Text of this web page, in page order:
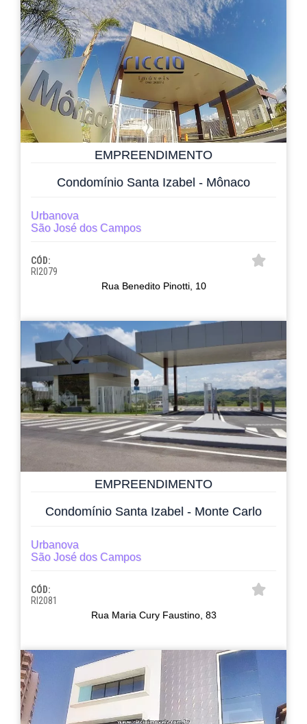
EMPREENDIMENTO
Condomínio Santa Izabel - Mônaco
Urbanova
São José dos Campos
CÓD:
RI2079
Rua Benedito Pinotti, 10
EMPREENDIMENTO
Condomínio Santa Izabel - Monte Carlo
Urbanova
São José dos Campos
CÓD:
RI2081
Rua Maria Cury Faustino, 83